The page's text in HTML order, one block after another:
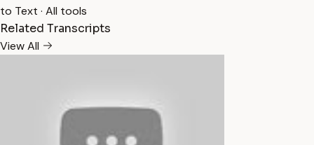
to Text · All tools
Related Transcripts
View All